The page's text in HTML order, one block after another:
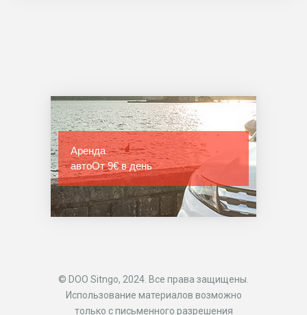
Аренда
автоОт 9€ в день
© DOO Sitngo, 2024. Все права защищены.
Использование материалов возможно
только с письменного разрешения